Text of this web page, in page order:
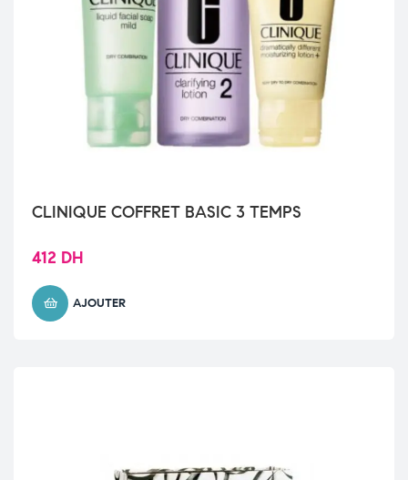
CLINIQUE COFFRET BASIC 3 TEMPS
412 DH
AJOUTER